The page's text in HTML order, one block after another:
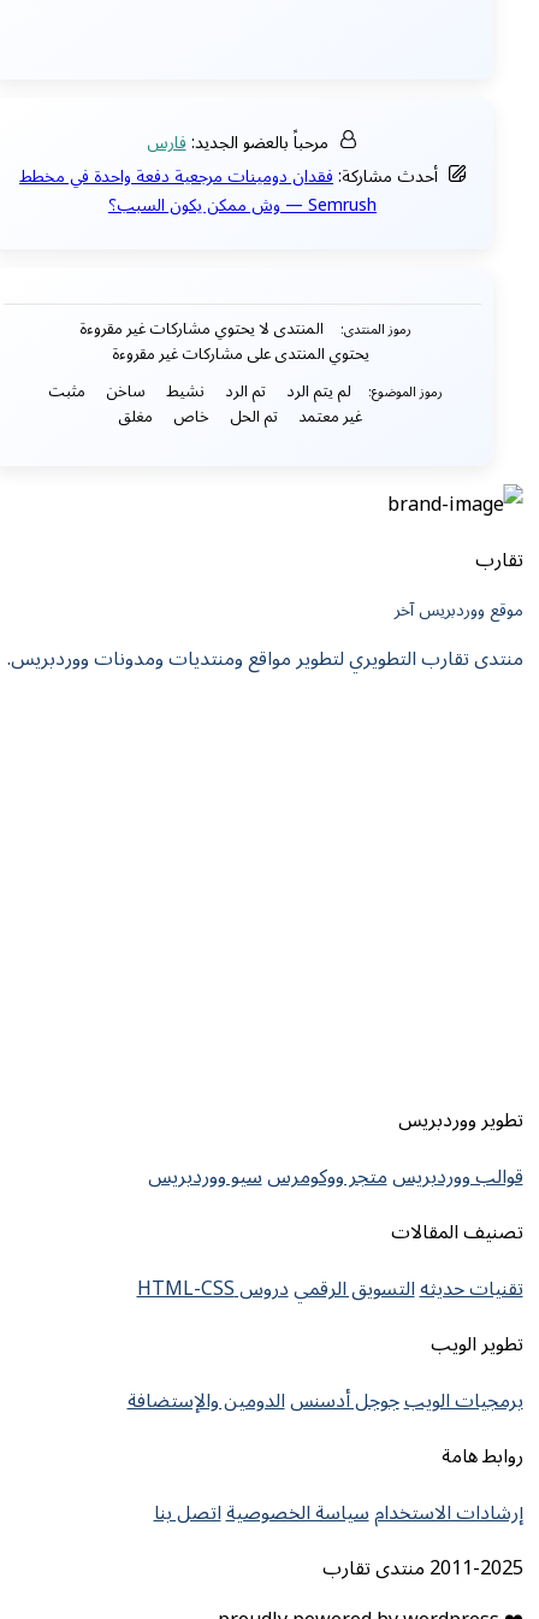
مرحباً بالعضو الجديد:فارس
أحدث مشاركة:فقدان دومينات مرجعية دفعة واحدة في مخطط
Semrush — وش ممكن يكون السبب؟
رموز المنتدى: المنتدى لا يحتوي مشاركات غير مقروءة
يحتوي المنتدى على مشاركات غير مقروءة
رموز الموضوع: لم يتم الرد تم الرد نشيط ساخن مثبت
غير معتمد تم الحل خاص مغلق
تقارب
موقع ووردبريس آخر
منتدى تقارب التطويري لتطوير مواقع ومنتديات ومدونات ووردبريس.
تطوير ووردبريس
قوالب ووردبريسمتجر ووكومرسسيو ووردبريس
تصنيف المقالات
تقنيات حديثهالتسويق الرقميدروس HTML-CSS
تطوير الويب
برمجيات الويبجوجل أدسنسالدومين والإستضافة
روابط هامة
إرشادات الاستخدامسياسة الخصوصيةاتصل بنا
2011-2025 منتدى تقارب